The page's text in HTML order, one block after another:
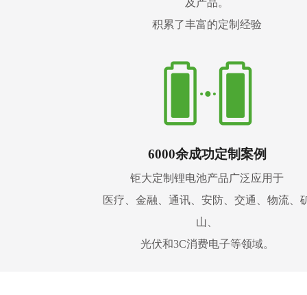
及产品。
积累了丰富的定制经验
6000余成功定制案例
钜大定制锂电池产品广泛应用于
医疗、金融、通讯、安防、交通、物流、
山、
光伏和3C消费电子等领域。